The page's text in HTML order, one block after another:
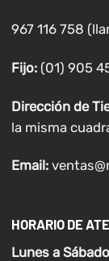
967 116 758
Fijo:(01) 905
Dirección de
la misma
Email:
HORARIO DE
Lunes a Sábado